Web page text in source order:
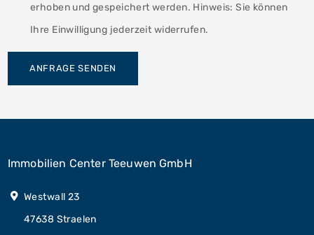
erhoben und gespeichert werden. Hinweis: Sie können
Ihre Einwilligung jederzeit widerrufen.
ANFRAGE SENDEN
Immobilien Center Teeuwen GmbH
Westwall 23
47638 Straelen